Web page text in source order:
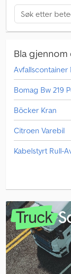
Bla
Avfallscontainer
Bomag Bw 219
Böcker Kran
Citroen Varebil
Kabelstyrt Rull-
Linde E 30
Linde H 30
Linde L 10
Linde L 12
Linde L 14